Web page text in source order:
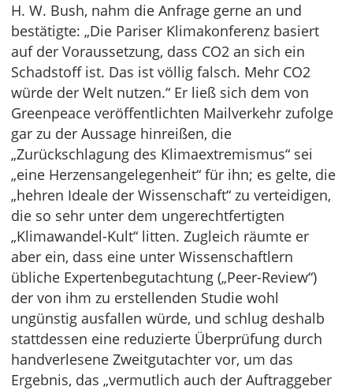
H. W. Bush, nahm die Anfrage gerne an und
bestätigte: „Die Pariser Klimakonferenz basiert
auf der Voraussetzung, dass CO2 an sich ein
Schadstoff ist. Das ist völlig falsch. Mehr CO2
würde der Welt nutzen.“ Er ließ sich dem von
Greenpeace veröffentlichten Mailverkehr zufolge
gar zu der Aussage hinreißen, die
„Zurückschlagung des Klimaextremismus“ sei
„eine Herzensangelegenheit“ für ihn; es gelte, die
„hehren Ideale der Wissenschaft“ zu verteidigen,
die so sehr unter dem ungerechtfertigten
„Klimawandel-Kult“ litten. Zugleich räumte er
aber ein, dass eine unter Wissenschaftlern
übliche Expertenbegutachtung („Peer-Review“)
der von ihm zu erstellenden Studie wohl
ungünstig ausfallen würde, und schlug deshalb
stattdessen eine reduzierte Überprüfung durch
handverlesene Zweitgutachter vor, um das
Ergebnis, das „vermutlich auch der Auftraggeber